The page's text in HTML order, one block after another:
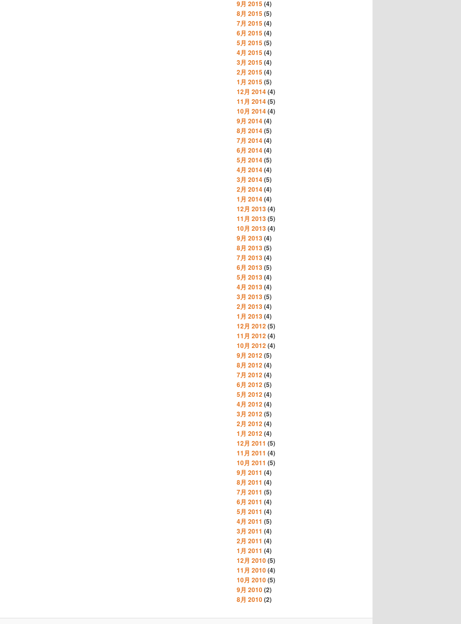
9月 2015(4)
8月 2015(5)
7月 2015(4)
6月 2015(4)
5月 2015(5)
4月 2015(4)
3月 2015(4)
2月 2015(4)
1月 2015(5)
12月 2014(4)
11月 2014(5)
10月 2014(4)
9月 2014(4)
8月 2014(5)
7月 2014(4)
6月 2014(4)
5月 2014(5)
4月 2014(4)
3月 2014(5)
2月 2014(4)
1月 2014(4)
12月 2013(4)
11月 2013(5)
10月 2013(4)
9月 2013(4)
8月 2013(5)
7月 2013(4)
6月 2013(5)
5月 2013(4)
4月 2013(4)
3月 2013(5)
2月 2013(4)
1月 2013(4)
12月 2012(5)
11月 2012(4)
10月 2012(4)
9月 2012(5)
8月 2012(4)
7月 2012(4)
6月 2012(5)
5月 2012(4)
4月 2012(4)
3月 2012(5)
2月 2012(4)
1月 2012(4)
12月 2011 (5)
11月 2011 (4)
10月 2011 (5)
9月 2011 (4)
8月 2011 (4)
7月 2011 (5)
6月 2011 (4)
5月 2011 (4)
4月 2011 (5)
3月 2011 (4)
2月 2011 (4)
1月 2011 (4)
12月 2010(5)
11月 2010(4)
10月 2010(5)
9月 2010(2)
8月 2010(2)